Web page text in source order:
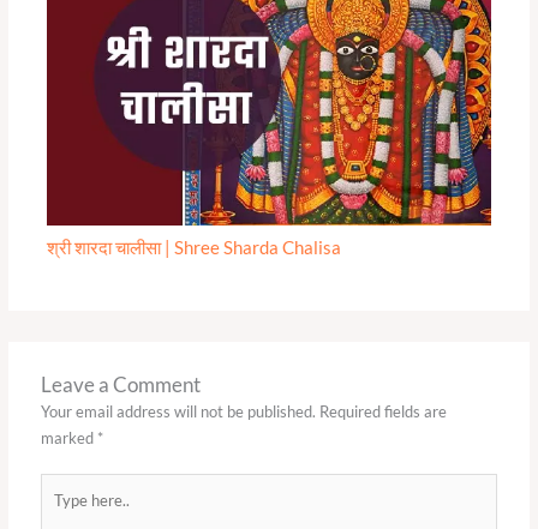
श्री शारदा चालीसा | Shree Sharda Chalisa
Leave a Comment
Your email address will not be published. Required fields are
marked *
here..